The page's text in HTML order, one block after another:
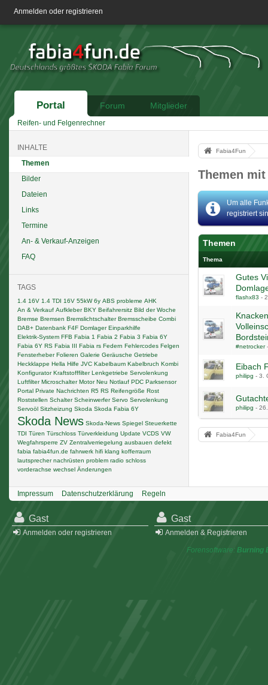
Anmelden oder registrieren
Portal Forum Mitglieder
Reifen- und Felgenrechner
INHALTE
Themen
Bilder
Dateien
Links
Termine
An- & Verkauf-Anzeigen
FAQ
TAGS
1.4 16V 1.4 TDI 16V 55kW 6y ABS probleme AHK
An & Verkauf Aufkleber BKY Beifahrersitz Bild der Woche
Bremse Bremsen Bremslichtschalter Bremsscheibe Combi
DAB+ Datenbank F4F Domlager Einparkhilfe
Elektrik-System FFB Fabia 1 Fabia 2 Fabia 3 Fabia 6Y
Fabia 6Y RS Fabia III Fabia rs Federn Fehlercodes Felgen
Fensterheber Folieren Galerie Geräusche Getriebe
Heckklappe Hella Hilfe JVC Kabelbaum Kabelbruch Kombi
Konfigurator Kraftstofffilter Lenkgetriebe Servolenkung
Luftfilter Microschalter Motor Neu Notlauf PDC Parksensor
Portal Private Nachrichten R5 RS Reifengröße Rost
Roststellen Schalter Scheinwerfer Servo Servolenkung
Servoöl Sitzheizung Skoda Skoda Fabia 6Y
Skoda News Skoda-News Spiegel Steuerkette
TDI Türen Türschloss Türverkleidung Update VCDS VW
Wegfahrsperre ZV Zentralverriegelung ausbauen defekt
fabia fabia4fun.de fahrwerk hifi klang kofferraum
lautsprecher nachrüsten problem radio schloss
vorderachse wechsel Änderungen
Fabia4Fun
Themen mit
Um alle
registriert
Themen
Thema
Gutes
flashx83 -
#netrocker
Eibach
philipg - 3.
philipg -
Fabia4Fun
Impressum Datenschutzerklärung Regeln
Gast
Anmelden oder registrieren
Gast
Anmelden & Registrieren
Forensoftware: Burning